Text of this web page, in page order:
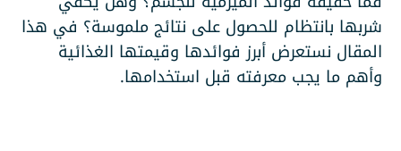
شربها بانتظام للحصول على نتائج ملموسة؟ في هذا
المقال نستعرض أبرز فوائدها وقيمتها الغذائية
وأهم ما يجب معرفته قبل استخدامها.